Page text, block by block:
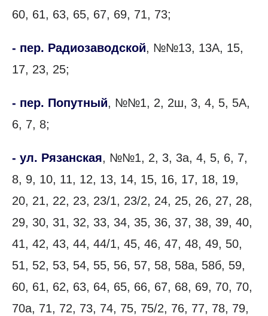
60, 61, 63, 65, 67, 69, 71, 73;
- пер. Радиозаводской, №№13, 13А, 15,
17, 23, 25;
- пер. Попутный, №№1, 2, 2ш, 3, 4, 5, 5А,
6, 7, 8;
- ул. Рязанская, №№1, 2, 3, 3а, 4, 5, 6, 7,
8, 9, 10, 11, 12, 13, 14, 15, 16, 17, 18, 19,
20, 21, 22, 23, 23/1, 23/2, 24, 25, 26, 27, 28,
29, 30, 31, 32, 33, 34, 35, 36, 37, 38, 39, 40,
41, 42, 43, 44, 44/1, 45, 46, 47, 48, 49, 50,
51, 52, 53, 54, 55, 56, 57, 58, 58а, 58б, 59,
60, 61, 62, 63, 64, 65, 66, 67, 68, 69, 70, 70,
70а, 71, 72, 73, 74, 75, 75/2, 76, 77, 78, 79,